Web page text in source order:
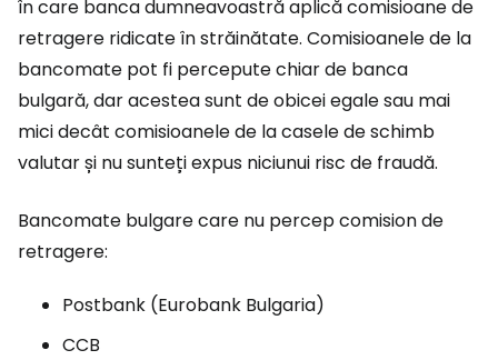
în care banca dumneavoastră aplică comisioane de
retragere ridicate în străinătate. Comisioanele de la
bancomate pot fi percepute chiar de banca
bulgară, dar acestea sunt de obicei egale sau mai
mici decât comisioanele de la casele de schimb
valutar și nu sunteți expus niciunui risc de fraudă.
Bancomate bulgare care nu percep comision de
retragere:
Postbank (Eurobank Bulgaria)
CCB